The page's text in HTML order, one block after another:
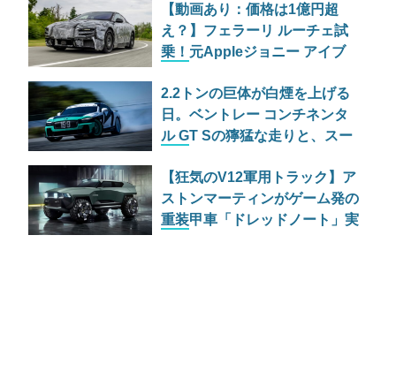
【動画あり：価格は1億円超
え？】フェラーリ ルーチェ試
乗！元Appleジョニー アイブ
実力
2.2トンの巨体が白煙を上げる
日。ベントレー コンチネンタ
ル GT Sの獰猛な走りと、スー
【狂気のV12軍用トラック】ア
ストンマーティンがゲーム発の
重装甲車「ドレッドノート」実